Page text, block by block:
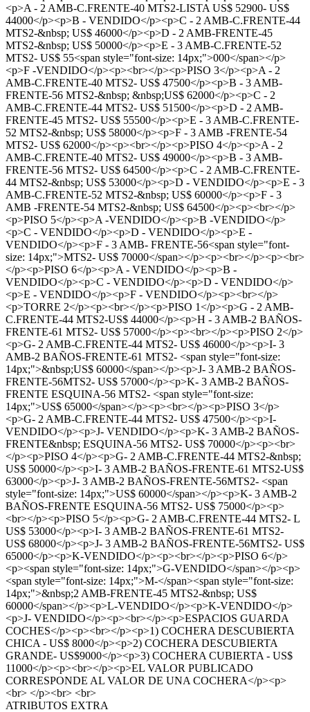
<p>A - 2 AMB-C.FRENTE-40 MTS2-LISTA US$ 52900- US$
44000</p><p>B - VENDIDO</p><p>C - 2 AMB-C.FRENTE-44
MTS2-&nbsp; US$ 46000</p><p>D - 2 AMB-FRENTE-45
MTS2-&nbsp; US$ 50000</p><p>E - 3 AMB-C.FRENTE-52
MTS2- US$ 55<span style="font-size: 14px;">000</span></p>
<p>F -VENDIDO</p><p><br></p><p>PISO 3</p><p>A - 2
AMB-C.FRENTE-40 MTS2- US$ 47500</p><p>B - 3 AMB-
FRENTE-56 MTS2-&nbsp; &nbsp;US$ 62000</p><p>C - 2
AMB-C.FRENTE-44 MTS2- US$ 51500</p><p>D - 2 AMB-
FRENTE-45 MTS2- US$ 55500</p><p>E - 3 AMB-C.FRENTE-
52 MTS2-&nbsp; US$ 58000</p><p>F - 3 AMB -FRENTE-54
MTS2- US$ 62000</p><p><br></p><p>PISO 4</p><p>A - 2
AMB-C.FRENTE-40 MTS2- US$ 49000</p><p>B - 3 AMB-
FRENTE-56 MTS2- US$ 64500</p><p>C - 2 AMB-C.FRENTE-
44 MTS2-&nbsp; US$ 53000</p><p>D - VENDIDO</p><p>E - 3
AMB-C.FRENTE-52 MTS2-&nbsp; US$ 60000</p><p>F - 3
AMB -FRENTE-54 MTS2-&nbsp; US$ 64500</p><p><br></p>
<p>PISO 5</p><p>A -VENDIDO</p><p>B -VENDIDO</p>
<p>C - VENDIDO</p><p>D - VENDIDO</p><p>E -
VENDIDO</p><p>F - 3 AMB- FRENTE-56<span style="font-
size: 14px;">MTS2- US$ 70000</span></p><p><br></p><p><br>
</p><p>PISO 6</p><p>A - VENDIDO</p><p>B -
VENDIDO</p><p>C - VENDIDO</p><p>D - VENDIDO</p>
<p>E - VENDIDO</p><p>F - VENDIDO</p><p><br></p>
<p>TORRE 2</p><p><br></p><p>PISO 1</p><p>G - 2 AMB-
C.FRENTE-44 MTS2-US$ 44000</p><p>H - 3 AMB-2 BAÑOS-
FRENTE-61 MTS2- US$ 57000</p><p><br></p><p>PISO 2</p>
<p>G- 2 AMB-C.FRENTE-44 MTS2- US$ 46000</p><p>I- 3
AMB-2 BAÑOS-FRENTE-61 MTS2- <span style="font-size:
14px;">&nbsp;US$ 60000</span></p><p>J- 3 AMB-2 BAÑOS-
FRENTE-56MTS2- US$ 57000</p><p>K- 3 AMB-2 BAÑOS-
FRENTE ESQUINA-56 MTS2- <span style="font-size:
14px;">US$ 65000</span></p><p><br></p><p>PISO 3</p>
<p>G- 2 AMB-C.FRENTE-44 MTS2- US$ 47500</p><p>I-
VENDIDO</p><p>J- VENDIDO</p><p>K- 3 AMB-2 BAÑOS-
FRENTE&nbsp; ESQUINA-56 MTS2- US$ 70000</p><p><br>
</p><p>PISO 4</p><p>G- 2 AMB-C.FRENTE-44 MTS2-&nbsp;
US$ 50000</p><p>I- 3 AMB-2 BAÑOS-FRENTE-61 MTS2-US$
63000</p><p>J- 3 AMB-2 BAÑOS-FRENTE-56MTS2- <span
style="font-size: 14px;">US$ 60000</span></p><p>K- 3 AMB-2
BAÑOS-FRENTE ESQUINA-56 MTS2- US$ 75000</p><p>
<br></p><p>PISO 5</p><p>G- 2 AMB-C.FRENTE-44 MTS2- L
US$ 53000</p><p>I- 3 AMB-2 BAÑOS-FRENTE-61 MTS2-
US$ 68000</p><p>J- 3 AMB-2 BAÑOS-FRENTE-56MTS2- US$
65000</p><p>K-VENDIDO</p><p><br></p><p>PISO 6</p>
<p><span style="font-size: 14px;">G-VENDIDO</span></p><p>
<span style="font-size: 14px;">M-</span><span style="font-size:
14px;">&nbsp;2 AMB-FRENTE-45 MTS2-&nbsp; US$
60000</span></p><p>L-VENDIDO</p><p>K-VENDIDO</p>
<p>J- VENDIDO</p><p><br></p><p>ESPACIOS GUARDA
COCHES</p><p><br></p><p>1) COCHERA DESCUBIERTA
CHICA - US$ 8000</p><p>2) COCHERA DESCUBIERTA
GRANDE- US$9000</p><p>3) COCHERA CUBIERTA - US$
11000</p><p><br></p><p>EL VALOR PUBLICADO
CORRESPONDE AL VALOR DE UNA COCHERA</p><p>
<br> </p><br> <br>
ATRIBUTOS EXTRA